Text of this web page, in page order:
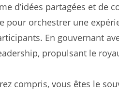
d’idées partagées et de
pour orchestrer une
En gouvernant
propulsant le
compris, vous êtes le